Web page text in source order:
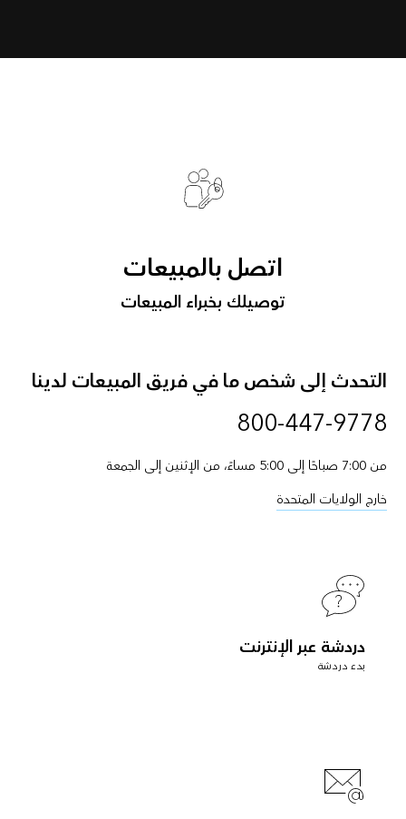
اتصل بالمبيعات
توصيلك بخبراء المبيعات
التحدث إلى شخص ما في فريق المبيعات لدينا
800-447-9778
من 7:00 صباحًا إلى 5:00 مساءً، من الإثنين إلى الجمعة
خارج الولايات المتحدة
دردشة عبر الإنترنت
بدء دردشة